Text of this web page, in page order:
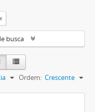
busca
Ordem: Crescente